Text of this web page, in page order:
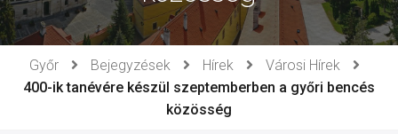
Győr Bejegyzések Hírek
Városi Hírek
400-ik tanévére készül szeptemberben a győri bencés
közösség